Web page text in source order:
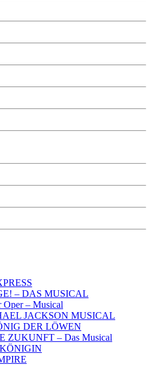
– DAS MUSICAL
Oper – Musical
JACKSON MUSICAL
DER LÖWEN
ZUKUNFT – Das Musical